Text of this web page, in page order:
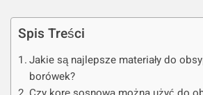
Spis Treści
Jakie są najlepsze materiały do
borówek?